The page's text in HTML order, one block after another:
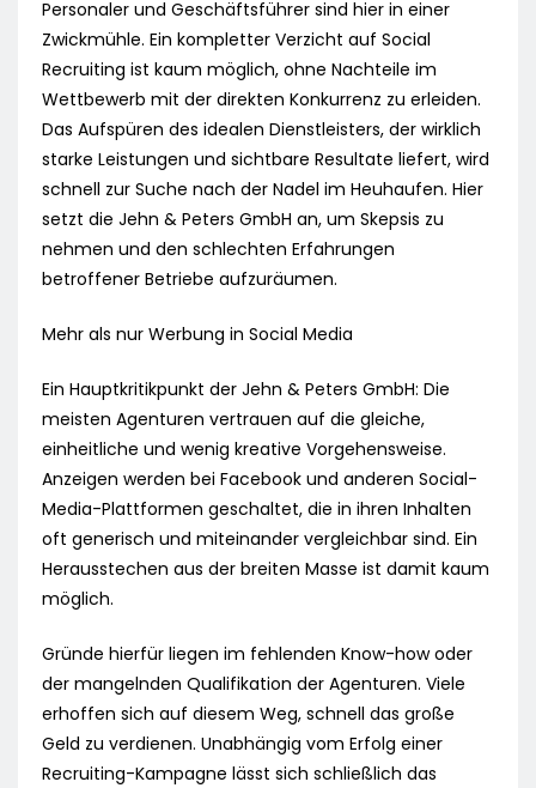
Personaler und Geschäftsführer sind hier in einer
Zwickmühle. Ein kompletter Verzicht auf Social
Recruiting ist kaum möglich, ohne Nachteile im
Wettbewerb mit der direkten Konkurrenz zu erleiden.
Das Aufspüren des idealen Dienstleisters, der wirklich
starke Leistungen und sichtbare Resultate liefert, wird
schnell zur Suche nach der Nadel im Heuhaufen. Hier
setzt die Jehn & Peters GmbH an, um Skepsis zu
nehmen und den schlechten Erfahrungen
betroffener Betriebe aufzuräumen.
Mehr als nur Werbung in Social Media
Ein Hauptkritikpunkt der Jehn & Peters GmbH: Die
meisten Agenturen vertrauen auf die gleiche,
einheitliche und wenig kreative Vorgehensweise.
Anzeigen werden bei Facebook und anderen Social-
Media-Plattformen geschaltet, die in ihren Inhalten
oft generisch und miteinander vergleichbar sind. Ein
Herausstechen aus der breiten Masse ist damit kaum
möglich.
Gründe hierfür liegen im fehlenden Know-how oder
der mangelnden Qualifikation der Agenturen. Viele
erhoffen sich auf diesem Weg, schnell das große
Geld zu verdienen. Unabhängig vom Erfolg einer
Recruiting-Kampagne lässt sich schließlich das